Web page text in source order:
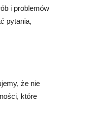
i problemów
pytania,
że nie
które